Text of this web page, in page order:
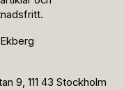
9, 111 43 Stockholm